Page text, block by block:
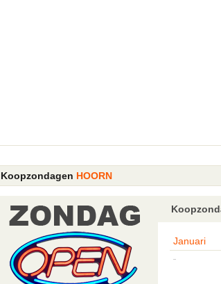
Koopzondagen HOORN
Januari
-